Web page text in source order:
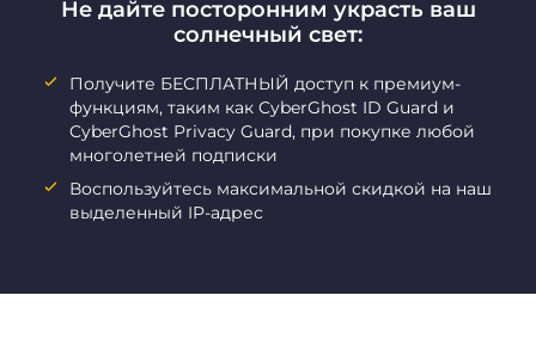
Не дайте посторонним украсть ваш
солнечный свет:
Получите БЕСПЛАТНЫЙ доступ к премиум-
функциям, таким как CyberGhost ID Guard и
CyberGhost Privacy Guard, при покупке любой
многолетней подписки
Воспользуйтесь максимальной скидкой на наш
выделенный IP-адрес